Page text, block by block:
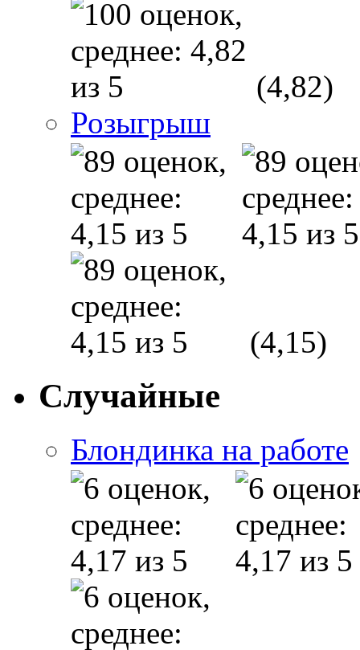
(4,82)
Розыгрыш
(4,15)
Случайные
Блондинка на работе